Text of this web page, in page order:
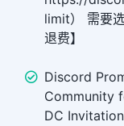
limit） 需要
退费】
Discord
Community
DC Invitation